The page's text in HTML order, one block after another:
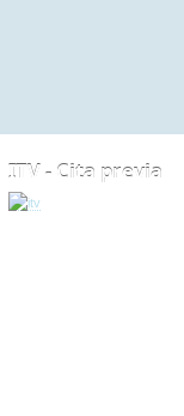
ITV - Cita previa